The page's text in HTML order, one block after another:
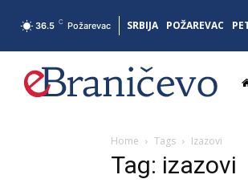
36.5 C Požarevac SRBIJA POŽAREVAC
Home Tags Izazovi
Tag: izazovi